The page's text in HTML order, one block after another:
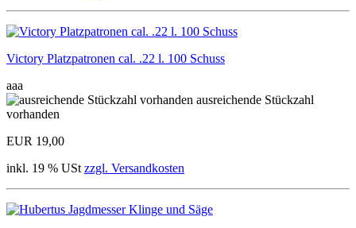
Victory Platzpatronen cal. .22 l. 100 Schuss
aaa
ausreichende Stückzahl
vorhanden
EUR 19,00
inkl. 19 % USt zzgl. Versandkosten